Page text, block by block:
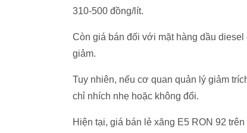
310-500 đồng/lít.
Còn giá bán đối với mặt hàng dầu
giảm.
Tuy nhiên, nếu cơ quan quản lý giảm
chỉ nhích nhẹ hoặc không đổi.
Hiện tại, giá bán lẻ xăng E5 RON 92